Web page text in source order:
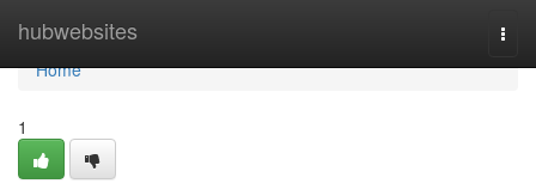
hubwebsites
Home
Home
1